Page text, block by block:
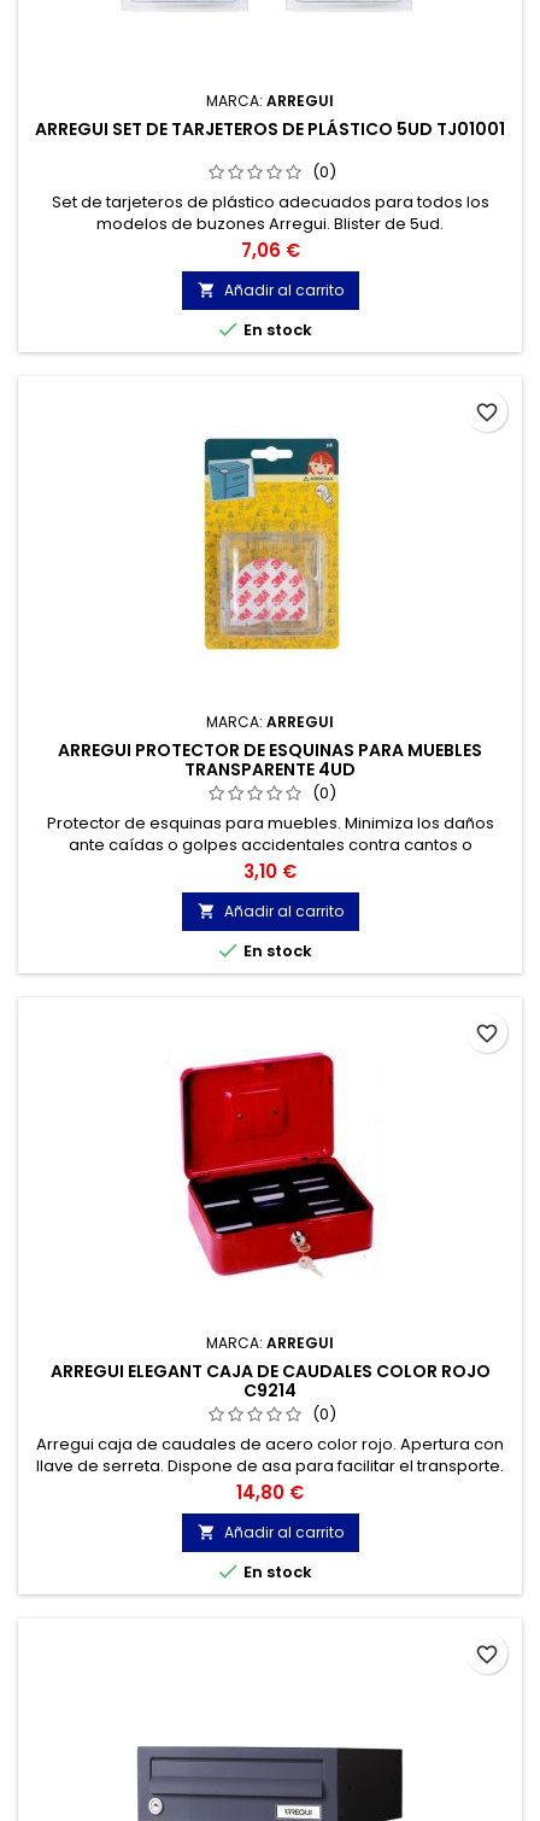
MARCA: ARREGUI
ARREGUI SET DE TARJETEROS DE PLÁSTICO 5UD TJ01001
(0)
Set de tarjeteros de plástico adecuados para todos los
modelos de buzones Arregui. Blister de 5ud.
Precio
7,06 €
 Añadir al carrito
 En stock
MARCA: ARREGUI
ARREGUI PROTECTOR DE ESQUINAS PARA MUEBLES
TRANSPARENTE 4UD
(0)
Protector de esquinas para muebles. Minimiza los daños
ante caídas o golpes accidentales contra cantos o
esquinas. Color transparente. 4 unidades.
Precio
3,10 €
 Añadir al carrito
 En stock
favorite_border
MARCA: ARREGUI
ARREGUI ELEGANT CAJA DE CAUDALES COLOR ROJO
C9214
(0)
Arregui caja de caudales de acero color rojo. Apertura con
llave de serreta. Dispone de asa para facilitar el transporte.
Precio
14,80 €
 Añadir al carrito
 En stock
favorite_border
favorite_border